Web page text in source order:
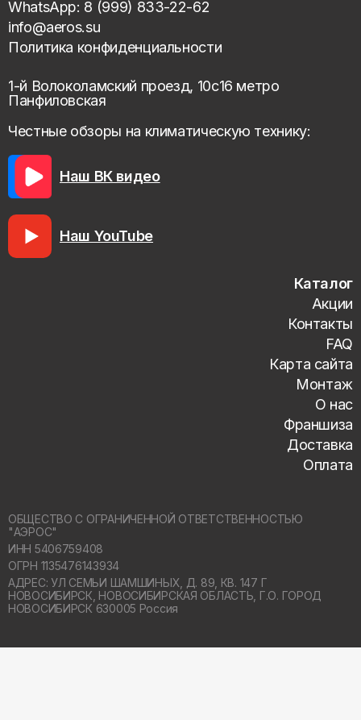
WhatsApp: 8 (999) 833-22-62
info@aeros.su
Политика конфиденциальности
1-й Волоколамский проезд, 10с16 метро
Панфиловская
Честные обзоры на климатическую технику:
Наш ВК видео
Наш YouTube
Каталог
Акции
Контакты
FAQ
Карта сайта
Монтаж
О нас
Франшиза
Доставка
Оплата
ОБЩЕСТВО С ОГРАНИЧЕННОЙ ОТВЕТСТВЕННОСТЬЮ
"АЭРОС"
ИНН 5406759408
ОГРН 1135476143934
АДРЕС: УЛ СЕМЬИ ШАМШИНЫХ, Д. 89, КВ. 147 Г
НОВОСИБИРСК, НОВОСИБИРСКАЯ ОБЛАСТЬ, Г.О. ГОРОД
НОВОСИБИРСК 630005 Россия